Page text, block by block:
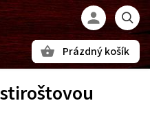
Prázdný košík